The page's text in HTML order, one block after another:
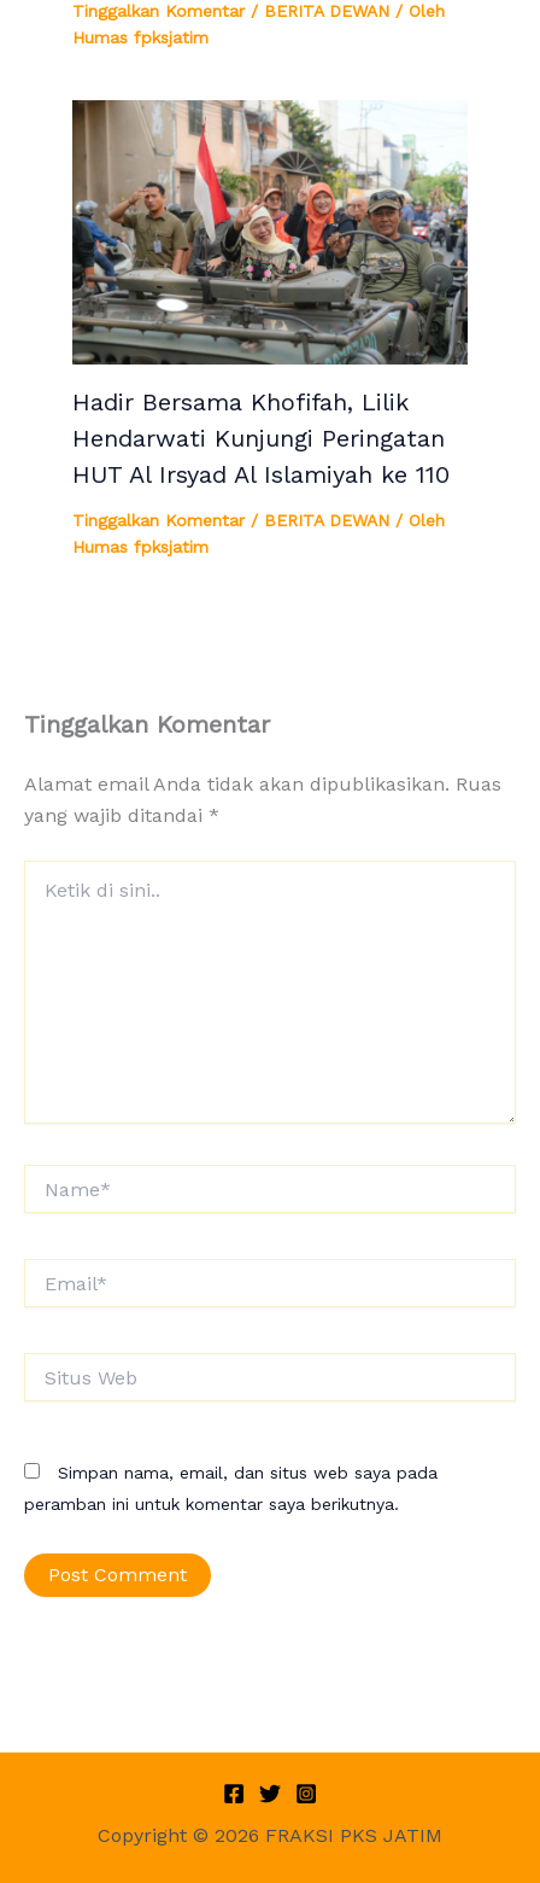
Tinggalkan Komentar / BERITA DEWAN / Oleh
Humas fpksjatim
Hadir Bersama Khofifah, Lilik
Hendarwati Kunjungi Peringatan
HUT Al Irsyad Al Islamiyah ke 110
Tinggalkan Komentar / BERITA DEWAN / Oleh
Humas fpksjatim
Tinggalkan Komentar
Alamat email Anda tidak akan dipublikasikan. Ruas
yang wajib ditandai *
Web
Simpan nama, email, dan situs web saya pada
peramban ini untuk komentar saya berikutnya.
Copyright © 2026 FRAKSI PKS JATIM